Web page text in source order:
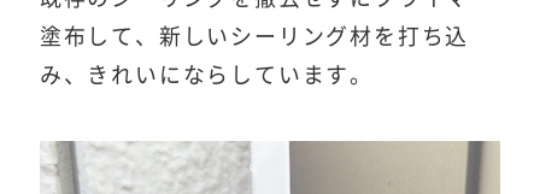
塗布して、新しいシーリング材を打ち込
み、きれいにならしています。